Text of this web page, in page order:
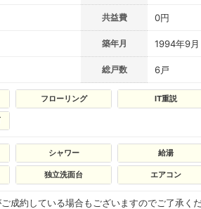
共益費 0円
築年月 1994年9月
総戸数 6戸
フローリング IT重説
シャワー 給湯
独立洗面台 エアコン
成約している場合もございますのでご了承くだ